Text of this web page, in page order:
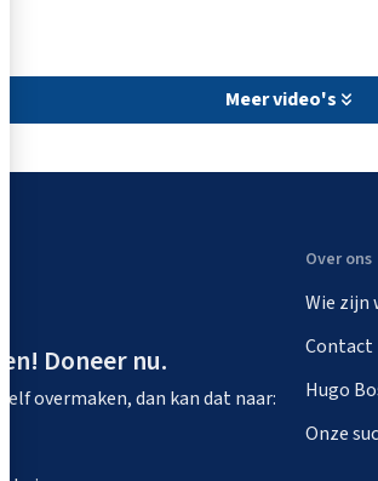
Meer video's
Doneer nu.
zelf overmaken, dan kan dat naar:
Over ons
Wie zijn
Contact
Hugo
Onze